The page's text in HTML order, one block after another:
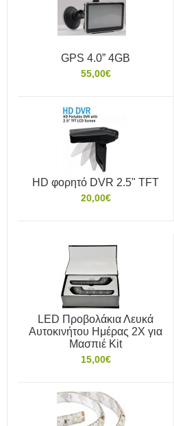
GPS 4.0” 4GB
55,00€
HD φορητό DVR 2.5" TFT
20,00€
LED Προβολάκια Λευκά
Αυτοκινήτου Ημέρας 2Χ για
Μασπιέ Kit
15,00€